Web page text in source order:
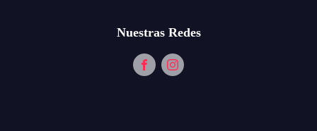
Nuestras Redes